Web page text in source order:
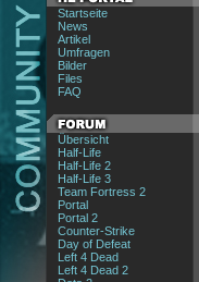
Startseite
News
Artikel
Umfragen
Bilder
Files
FAQ
Übersicht
Half-Life
Half-Life 2
Half-Life 3
Team Fortress 2
Portal
Portal 2
Counter-Strike
Day of Defeat
Left 4 Dead
Left 4 Dead 2